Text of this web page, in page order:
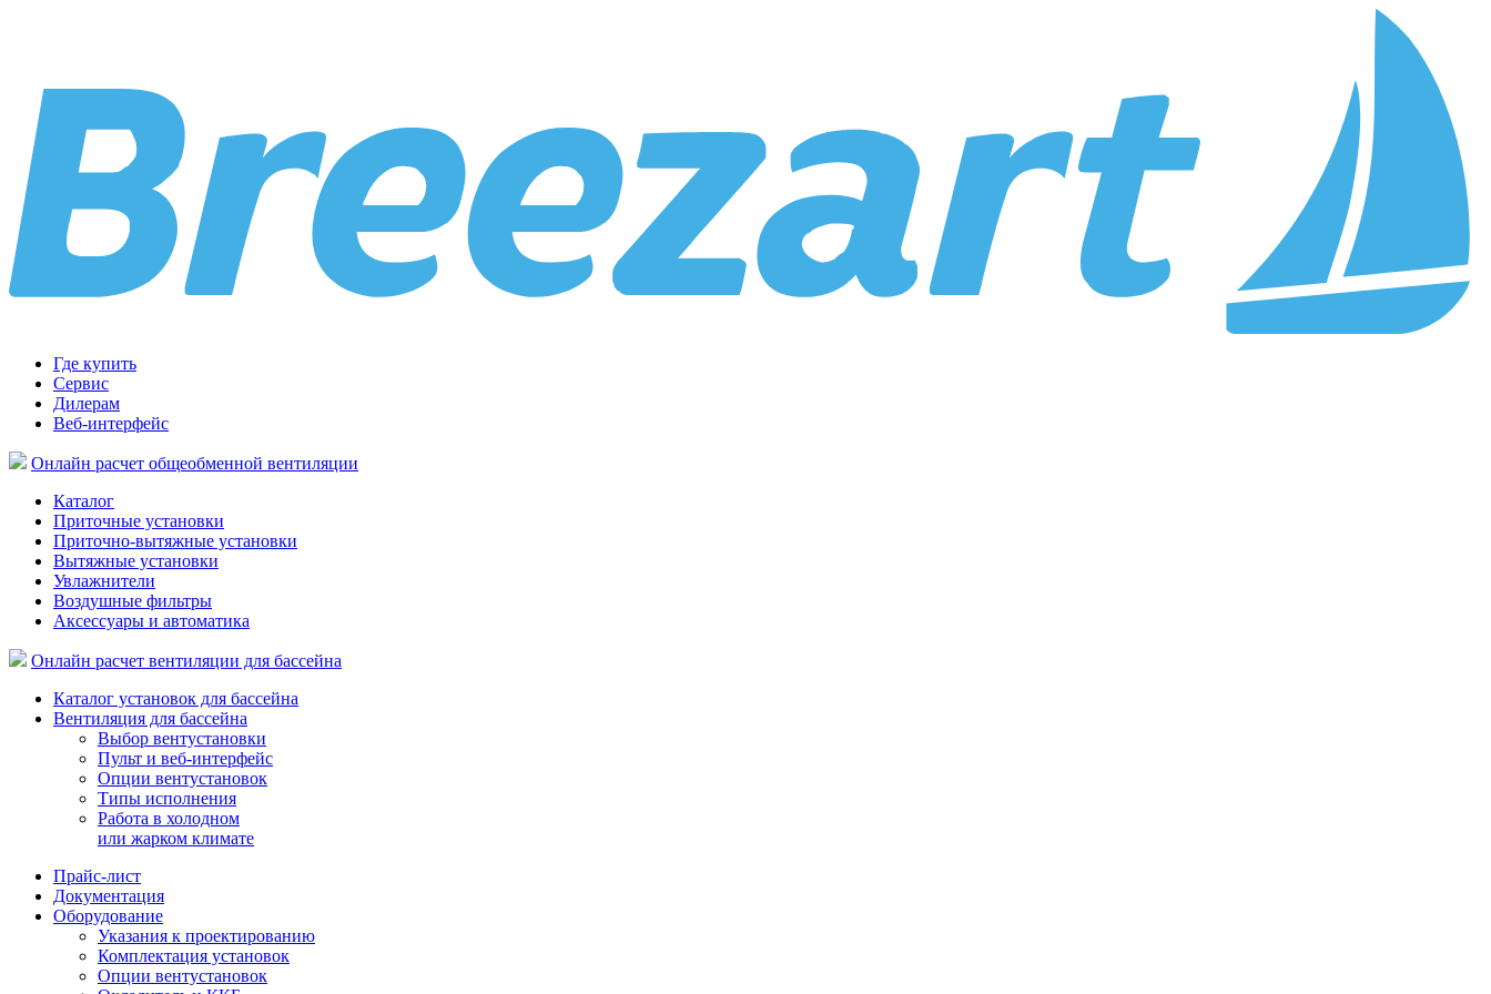
Где купить
Сервис
Дилерам
Веб-интерфейс
Онлайн расчет общеобменной вентиляции
Каталог
Приточные установки
Приточно-вытяжные установки
Вытяжные установки
Увлажнители
Воздушные фильтры
Аксессуары и автоматика
Онлайн расчет вентиляции для бассейна
Каталог установок для бассейна
Вентиляция для бассейна
Выбор вентустановки
Пульт и веб-интерфейс
Опции вентустановок
Типы исполнения
Работа в холодном
или жарком климате
Прайс-лист
Документация
Оборудование
Указания к проектированию
Комплектация установок
Опции вентустановок